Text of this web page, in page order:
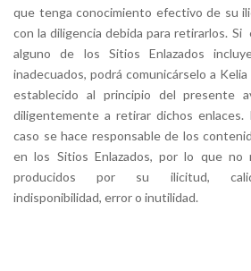
que tenga conocimiento efectivo de su
con la diligencia debida para retirarlos. Si
alguno de los Sitios Enlazados
inadecuados, podrá comunicárselo a
establecido al principio del presente
diligentemente a retirar dichos enlaces.
caso se hace responsable de los
en los Sitios Enlazados, por lo que no
producidos por su ilicitud,
indisponibilidad, error o inutilidad.